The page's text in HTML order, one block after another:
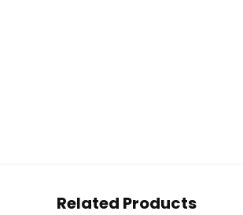
Related Products